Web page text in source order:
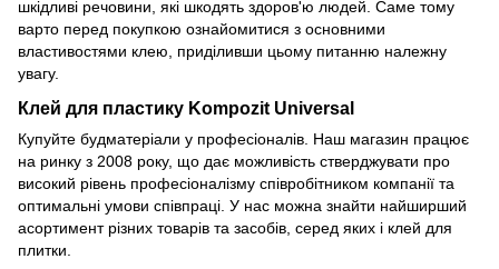
шкідливі речовини, які шкодять здоров'ю людей. Саме тому
варто перед покупкою ознайомитися з основними
властивостями клею, приділивши цьому питанню належну
увагу.
Клей для пластику Kompozit Universal
Купуйте будматеріали у професіоналів. Наш магазин працює
на ринку з 2008 року, що дає можливість стверджувати про
високий рівень професіоналізму співробітником компанії та
оптимальні умови співпраці. У нас можна знайти найширший
асортимент різних товарів та засобів, серед яких і клей для
плитки.